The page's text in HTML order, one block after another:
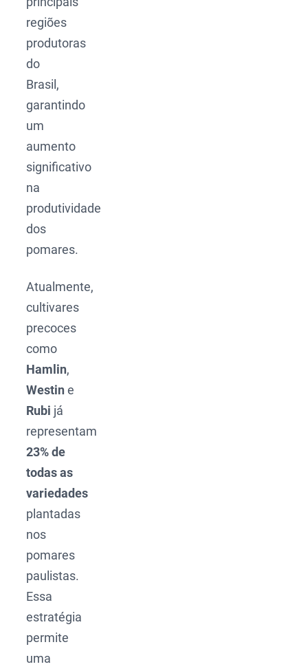
regiões
produtoras
do
Brasil,
garantindo
um
aumento
significativo
na
produtividade
dos
pomares.
Atualmente,
cultivares
precoces
como
Hamlin,
Westin e
Rubi já
representam
23% de
todas as
variedades
plantadas
nos
pomares
paulistas.
Essa
estratégia
permite
uma